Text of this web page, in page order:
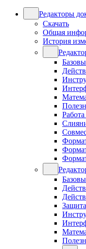
Редакторы
Скачать
Общая
История